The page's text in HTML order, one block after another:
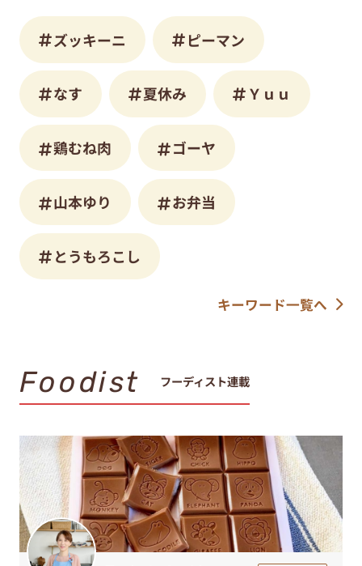
ズッキーニ ピーマン
なす 夏休み Ｙｕｕ
鶏むね肉 ゴーヤ
山本ゆり お弁当
とうもろこし
キーワード一覧へ
Foodist フーディスト連載